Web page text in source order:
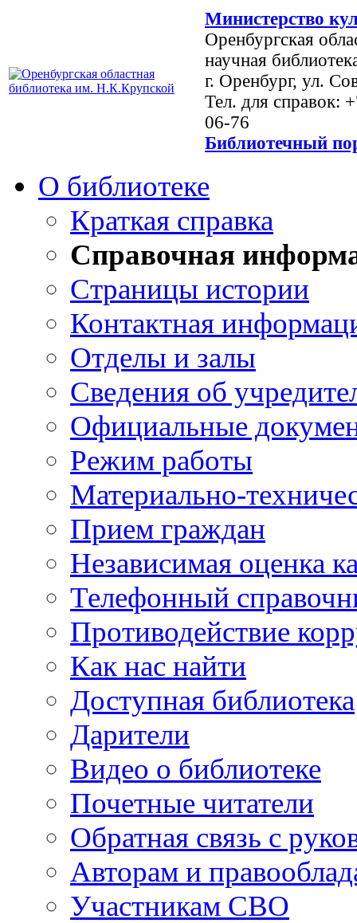
Министерство
Оренбургская
научная
г. Оренбург, ул.
Тел. для справок:
06-76
Библиотечный
О библиотеке
Краткая справка
Справочная
Страницы истории
Контактная
Отделы и залы
Сведения об
Официальные
Режим работы
Материально-
Прием граждан
Независимая оценка
Телефонный
Противодействие
Как нас найти
Доступная библиотека
Дарители
Видео о библиотеке
Почетные читатели
Обратная связь с
Авторам и
Участникам СВО